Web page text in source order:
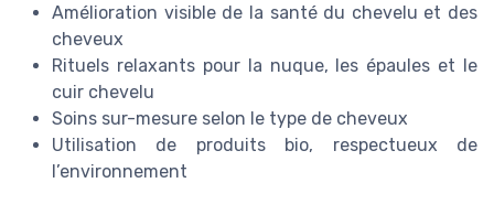
Amélioration visible de la santé du chevelu et des
cheveux
Rituels relaxants pour la nuque, les épaules et le
cuir chevelu
Soins sur-mesure selon le type de cheveux
Utilisation de produits bio, respectueux de
l’environnement